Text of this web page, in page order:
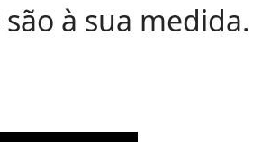
à sua medida.